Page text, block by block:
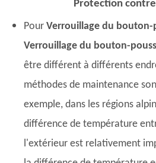
Protection
Pour Verrouillage du bouton-
Verrouillage du bouton-
être différent à différents
méthodes de maintenance
exemple, dans les régions
différence de température
l'extérieur est relativement